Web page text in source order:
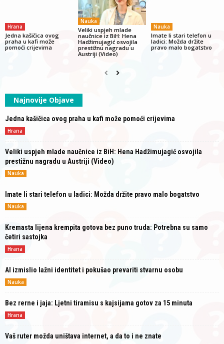
Hrana
Jedna kašičica ovog
praha u kafi može
pomoći crijevima
Nauka
Veliki uspjeh mlade
naučnice iz BiH: Hena
Hadžimujagić osvojila
prestižnu nagradu u
Austriji (Video)
Nauka
Imate li stari telefon u
ladici: Možda držite
pravo malo bogatstvo
Najnovije Objave
Jedna kašičica ovog praha u kafi može pomoći crijevima
Hrana
Veliki uspjeh mlade naučnice iz BiH: Hena Hadžimujagić osvojila
prestižnu nagradu u Austriji (Video)
Nauka
Imate li stari telefon u ladici: Možda držite pravo malo bogatstvo
Nauka
Kremasta lijena krempita gotova bez puno truda: Potrebna su samo
četiri sastojka
Hrana
AI izmislio lažni identitet i pokušao prevariti stvarnu osobu
Nauka
Bez rerne i jaja: Ljetni tiramisu s kajsijama gotov za 15 minuta
Hrana
Vaš ruter možda uništava internet, a da to i ne znate